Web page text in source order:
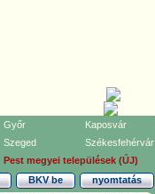
Győr
Kaposvár
Szeged
Székesfehérvár
Pest megyei települések (ÚJ)
nyomtatás
BKV be